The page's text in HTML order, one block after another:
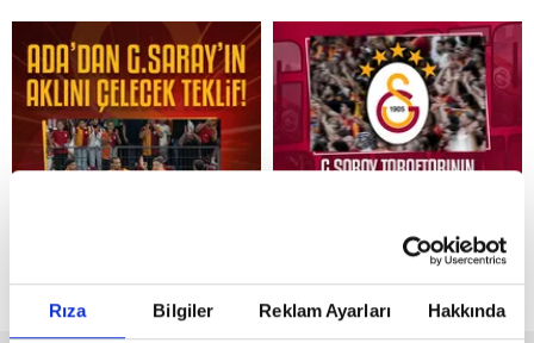
Rıza Bilgiler Reklam Ayarları Hakkında
Reddet